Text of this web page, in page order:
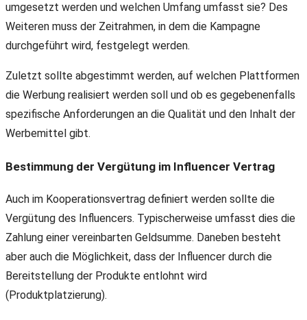
umgesetzt werden und welchen Umfang umfasst sie? Des
Weiteren muss der Zeitrahmen, in dem die Kampagne
durchgeführt wird, festgelegt werden.
Zuletzt sollte abgestimmt werden, auf welchen Plattformen
die Werbung realisiert werden soll und ob es gegebenenfalls
spezifische Anforderungen an die Qualität und den Inhalt der
Werbemittel gibt.
Bestimmung der Vergütung im Influencer Vertrag
Auch im Kooperationsvertrag definiert werden sollte die
Vergütung des Influencers. Typischerweise umfasst dies die
Zahlung einer vereinbarten Geldsumme. Daneben besteht
aber auch die Möglichkeit, dass der Influencer durch die
Bereitstellung der Produkte entlohnt wird
(Produktplatzierung).